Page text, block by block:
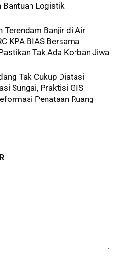
Bantuan Logistik
Terendam Banjir di Air
KPA BIAS Bersama
Tak Ada Korban Jiwa
Tak Cukup Diatasi
Sungai, Praktisi GIS
Penataan Ruang